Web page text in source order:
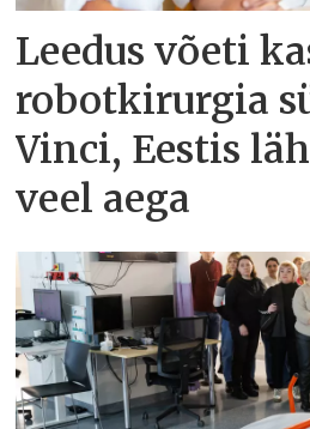
Leedus võeti
robotkirurgia
Vinci, Eestis
veel aega